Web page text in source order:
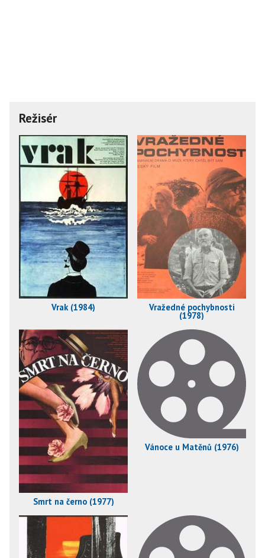
Režisér
Vrak (1984) Vražedné pochybnosti
(1978)
Smrt na černo (1977)
Vánoce u Matěnů (1976)